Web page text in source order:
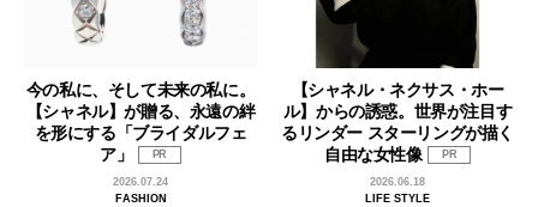
今の私に、そして未来の私に。
【シャネル】が贈る、永遠の絆
を形にする「ブライダルフェ
ア」
PR
2026.07.24
FASHION
【シャネル・ネクサス・ホー
ル】からの誘惑。世界が注目す
るリンダー スターリングが描く
自由な女性像
PR
2026.06.18
LIFE STYLE